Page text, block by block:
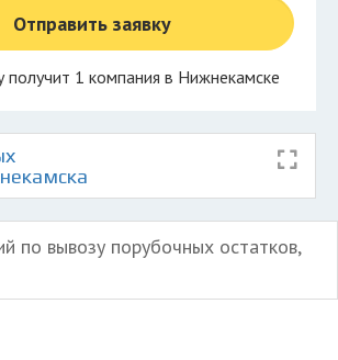
Отправить заявку
получит 1 компания в Нижнекамске
по вывозу порубочных остатков,